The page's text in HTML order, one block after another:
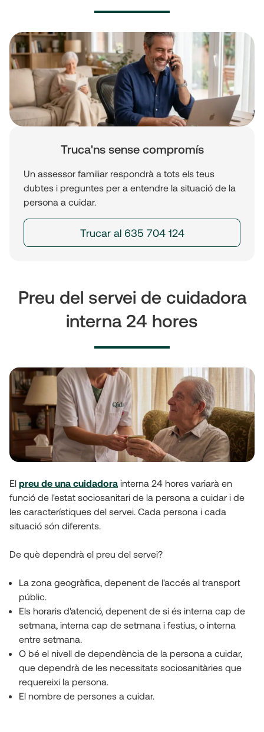
Truca'ns sense compromís
Un assessor familiar respondrà a tots els teus
dubtes i preguntes per a entendre la situació de la
persona a cuidar.
Trucar al 635 704 124
Preu del servei de cuidadora
interna 24 hores
El preu de una cuidadora interna 24 hores variarà en
funció de l'estat sociosanitari de la persona a cuidar i de
les característiques del servei. Cada persona i cada
situació són diferents.
De què dependrà el preu del servei?
La zona geogràfica, depenent de l'accés al transport
públic.
Els horaris d'atenció, depenent de si és interna cap de
setmana, interna cap de setmana i festius, o interna
entre setmana.
O bé el nivell de dependència de la persona a cuidar,
que dependrà de les necessitats sociosanitàries que
requereixi la persona.
El nombre de persones a cuidar.